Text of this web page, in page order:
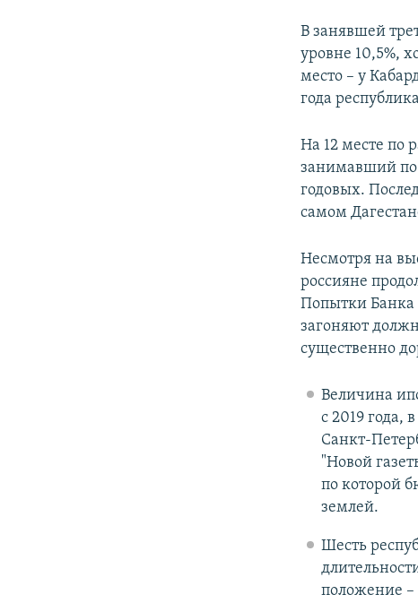
В занявшей
уровне 10,5%,
место – у
года
На 12 месте по
занимавший по
годовых.
самом
Несмотря на
россияне
Попытки Банка
загоняют
существенно
Величина
с 2019 года,
Санкт-
"Новой
по которой
землей.
Шесть
положение –